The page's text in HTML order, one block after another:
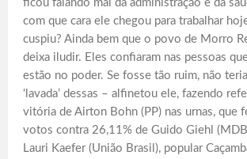
ficou falando mal da administração e da
com que cara ele chegou para trabalhar
cuspiu? Ainda bem que o povo de Morro
deixa iludir. Eles confiaram nas pessoas
estão no poder. Se fosse tão ruim, não
‘lavada’ dessas – alfinetou ele, fazendo
vitória de Airton Bohn (PP) nas urnas, que
votos contra 26,11% de Guido Giehl
Lauri Kaefer (União Brasil), popular